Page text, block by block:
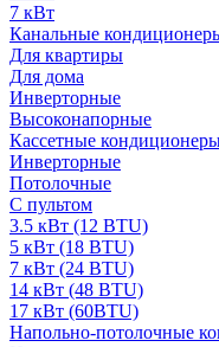
7 кВт
Канальные
Для квартиры
Для дома
Инверторные
Высоконапорные
Кассетные
Инверторные
Потолочные
С пультом
3.5 кВт (12 BTU)
5 кВт (18 BTU)
7 кВт (24 BTU)
14 кВт (48 BTU)
17 кВт (60BTU)
Напольно-потолочные